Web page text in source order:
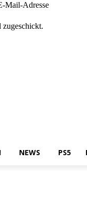
Mail-Adresse
NEWS PS5